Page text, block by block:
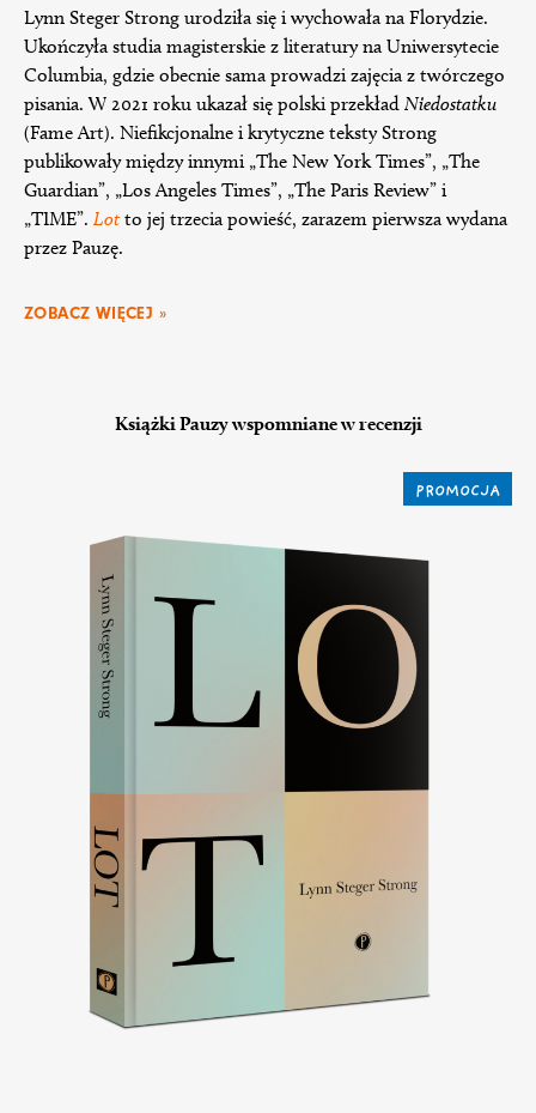
Lynn Steger Strong urodziła się i wychowała na Florydzie.
Ukończyła studia magisterskie z literatury na Uniwersytecie
Columbia, gdzie obecnie sama prowadzi zajęcia z twórczego
pisania. W 2021 roku ukazał się polski przekład Niedostatku
(Fame Art). Niefikcjonalne i krytyczne teksty Strong
publikowały między innymi „The New York Times”, „The
Guardian”, „Los Angeles Times”, „The Paris Review” i
„TIME”. Lotto jej trzecia powieść, zarazem pierwsza wydana
przez Pauzę.
ZOBACZ WIĘCEJ »
Książki Pauzy wspomniane w recenzji
PROMOCJA